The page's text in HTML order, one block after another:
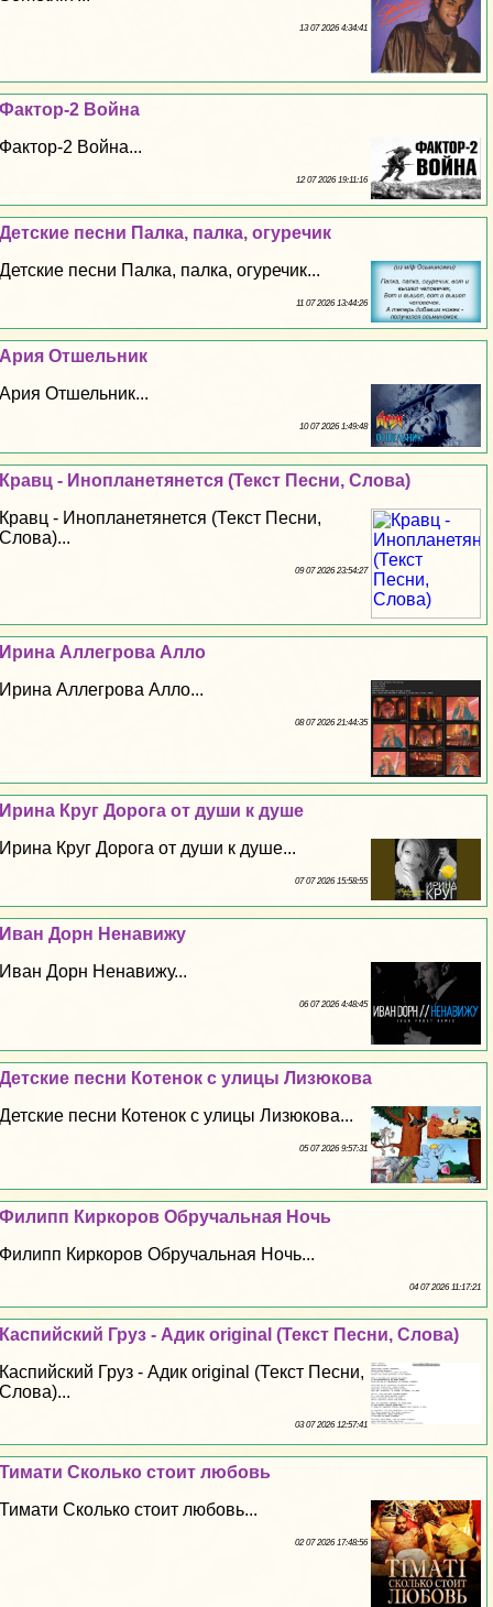
13 07 2026 4:34:41
Фактор-2 Война
Фактор-2 Война...
12 07 2026 19:11:16
Детские песни Палка, палка, огуречик
Детские песни Палка, палка, огуречик...
11 07 2026 13:44:26
Ария Отшельник
Ария Отшельник...
10 07 2026 1:49:48
Кравц - Инопланетянется (Текст Песни, Слова)
Кравц - Инопланетянется (Текст Песни,
Слова)...
09 07 2026 23:54:27
Ирина Аллегрова Алло
Ирина Аллегрова Алло...
08 07 2026 21:44:35
Ирина Круг Дорога от души к душе
Ирина Круг Дорога от души к душе...
07 07 2026 15:58:55
Иван Дорн Ненавижу
Иван Дорн Ненавижу...
06 07 2026 4:48:45
Детские песни Котенок с улицы Лизюкова
Детские песни Котенок с улицы Лизюкова...
05 07 2026 9:57:31
Филипп Киркоров Обручальная Ночь
Филипп Киркоров Обручальная Ночь...
04 07 2026 11:17:21
Каспийский Груз - Адик original (Текст Песни, Слова)
Каспийский Груз - Адик original (Текст Песни,
Слова)...
03 07 2026 12:57:41
Тимати Сколько стоит любовь
Тимати Сколько стоит любовь...
02 07 2026 17:48:56